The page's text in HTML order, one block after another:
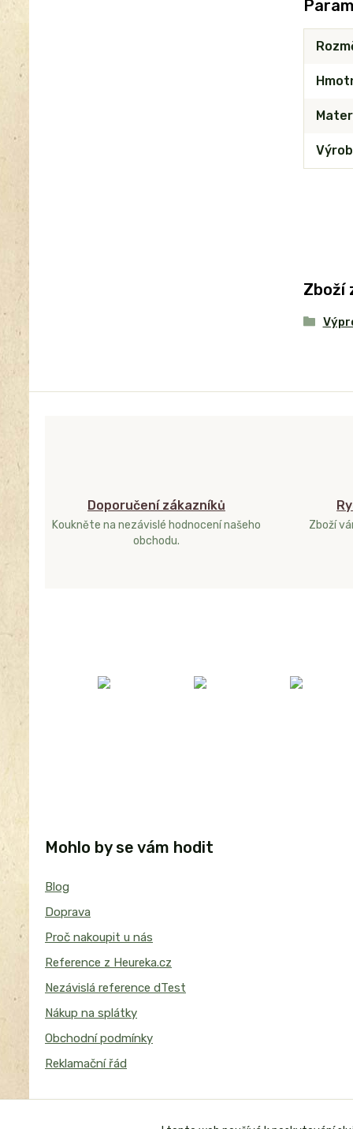
Zboží
Doporučení zákazníků
Koukněte na nezávislé hodnocení našeho
obchodu.
Zboží
Mohlo by se vám hodit
Blog
Doprava
Proč nakoupit u nás
Reference z Heureka.cz
Nezávislá reference dTest
Nákup na splátky
Obchodní podmínky
Reklamační řád